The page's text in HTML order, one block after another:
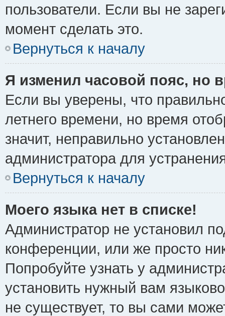
пользователи. Если вы не
момент сделать это.
Вернуться к началу
Я изменил часовой пояс, но
Если вы уверены, что
летнего времени, но время
значит, неправильно
администратора для
Вернуться к началу
Моего языка нет в списке!
Администратор не установил
конференции, или же просто
Попробуйте узнать у
установить нужный вам
не существует, то вы сами